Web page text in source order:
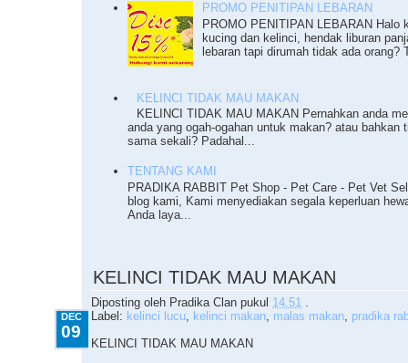
PROMO PENITIPAN LEBARAN
PROMO PENITIPAN LEBARAN Halo
kucing dan kelinci, hendak liburan
lebaran tapi dirumah tidak ada orang?
KELINCI TIDAK MAU MAKAN
KELINCI TIDAK MAU MAKAN Pernahkan anda
anda yang ogah-ogahan untuk makan? atau bahkan
sama sekali? Padahal...
TENTANG KAMI
PRADIKA RABBIT Pet Shop - Pet Care - Pet Vet
blog kami, Kami menyediakan segala keperluan
Anda laya...
KELINCI TIDAK MAU MAKAN
Diposting oleh Pradika Clan pukul 14.51 .
DEC
09
Label: kelinci lucu, kelinci makan, malas makan, pradika
KELINCI TIDAK MAU MAKAN